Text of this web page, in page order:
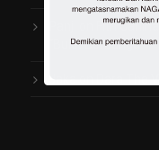
Fitri
“Bukit Berbunga”